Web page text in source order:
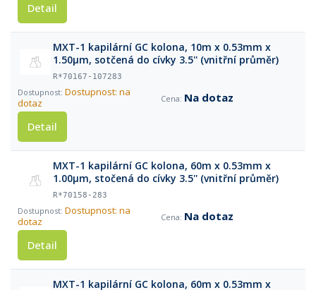
Detail
MXT-1 kapilární GC kolona, 10m x 0.53mm x
1.50μm, sotčená do cívky 3.5'' (vnitřní průměr)
R*70167-107283
Dostupnost: na
dotaz
Na dotaz
Detail
MXT-1 kapilární GC kolona, 60m x 0.53mm x
1.00μm, stočená do cívky 3.5'' (vnitřní průměr)
R*70158-283
Dostupnost: na
dotaz
Na dotaz
Detail
MXT-1 kapilární GC kolona, 60m x 0.53mm x